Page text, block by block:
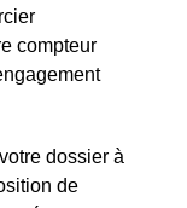
compteur
dossier à
de